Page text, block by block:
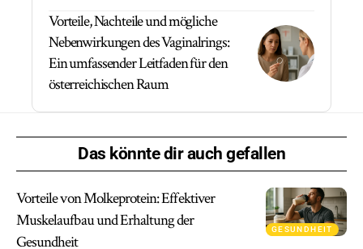
Vorteile, Nachteile und mögliche
Nebenwirkungen des Vaginalrings:
Ein umfassender Leitfaden für den
österreichischen Raum
Das könnte dir auch gefallen
GESUNDHEIT
Vorteile von Molkeprotein: Effektiver
Muskelaufbau und Erhaltung der
Gesundheit